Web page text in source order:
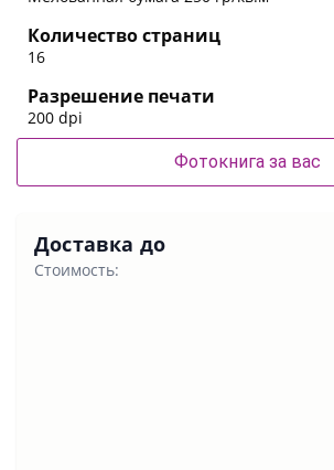
Количество страниц
16
Разрешение печати
200 dpi
Фотокнига за вас
Доставка до
Стоимость: